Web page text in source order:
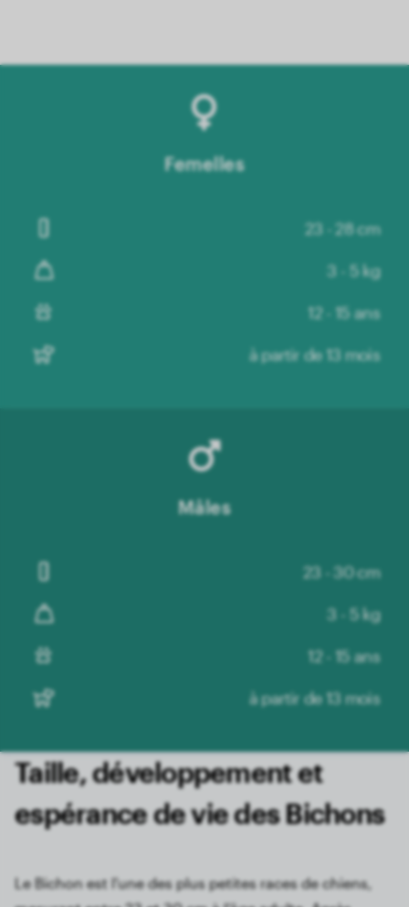
Femelles
23 - 28 cm
3 - 5 kg
12 - 15 ans
à partir de 13 mois
Mâles
23 - 30 cm
3 - 5 kg
12 - 15 ans
à partir de 13 mois
Taille, développement et
espérance de vie des Bichons
Le Bichon est l'une des plus petites races de chiens,